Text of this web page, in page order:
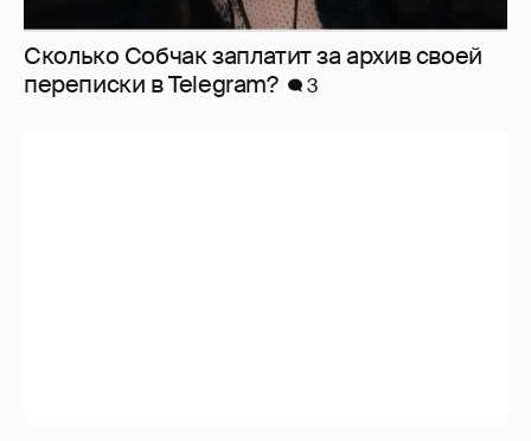
Сколько Собчак заплатит за архив своей
перeписки в Telegram?
3